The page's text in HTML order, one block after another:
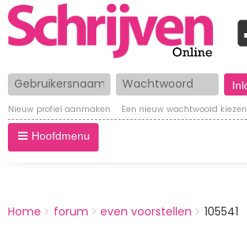
Gebruikersnaam Wachtwoord
Nieuw profiel aanmaken Een nieuw wachtwoord kiezen
Hoofdmenu
BREADCRUMBS
You
Home forum even voorstellen 105541